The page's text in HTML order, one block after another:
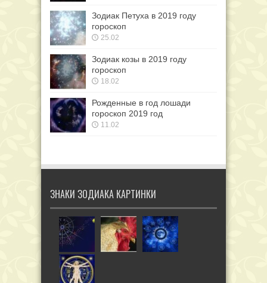
Зодиак Петуха в 2019 году
гороскоп
25.02
Зодиак козы в 2019 году
гороскоп
18.02
Рожденные в год лошади
гороскоп 2019 год
11.02
ЗНАКИ ЗОДИАКА КАРТИНКИ